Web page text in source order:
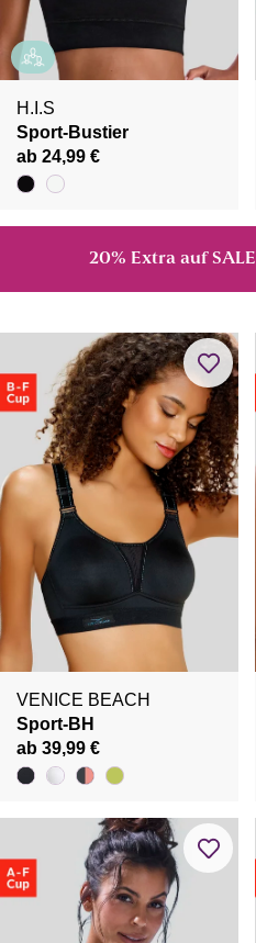
H.I.S
Sport-Bustier
ab 24,99 €
20% Extra auf SALE
VENICE BEACH
Sport-BH
ab 39,99 €